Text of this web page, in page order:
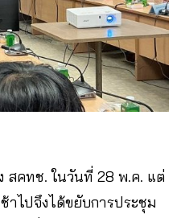
สคทช. ในวันที่ 28 พ.ค. แต่
าไปจึงได้ขยับการประชุม